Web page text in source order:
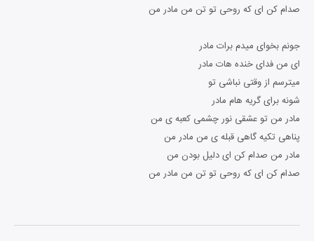
صدام کن ای که روحی تو تن من مادر من
جونم بخوای میدم برات مادر
ای من فدای خنده هات مادر
میترسم از وقتی نباشی تو
شونه برای گریه هام مادر
مادر من تو عشقی نور چشمی کعبه ی من
پناهی تکیه گاهی قبله ی من مادر من
مادر من صدام کن ای دلیل بودن من
صدام کن ای که روحی تو تن من مادر من